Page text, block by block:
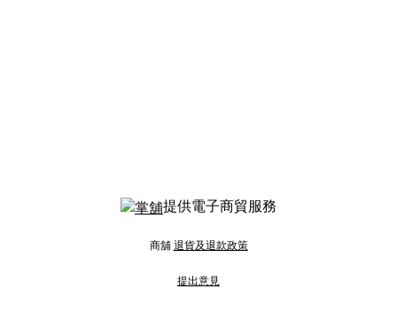
提供電子商貿服務
商舖 退貨及退款政策
提出意見